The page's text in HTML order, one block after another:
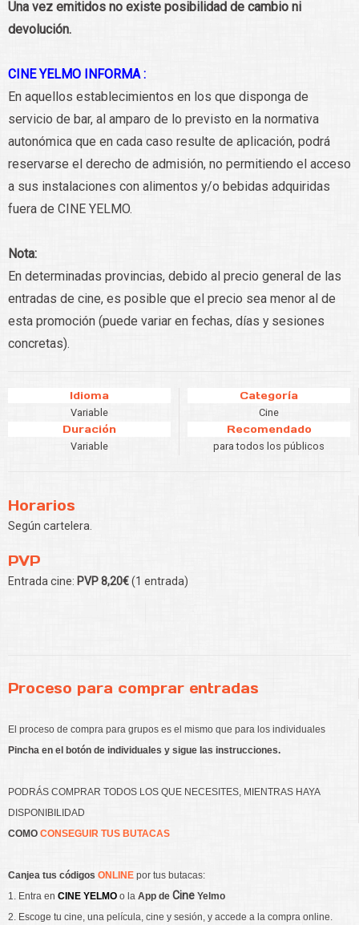
Una vez emitidos no existe posibilidad de cambio ni
devolución.
CINE YELMO INFORMA :
En aquellos establecimientos en los que disponga de
servicio de bar, al amparo de lo previsto en la normativa
autonómica que en cada caso resulte de aplicación, podrá
reservarse el derecho de admisión, no permitiendo el acceso
a sus instalaciones con alimentos y/o bebidas adquiridas
fuera de CINE YELMO.
Nota:
En determinadas provincias, debido al precio general de las
entradas de cine, es posible que el precio sea menor al de
esta promoción (puede variar en fechas, días y sesiones
concretas).
Idioma
Variable
Categoría
Cine
Duración
Variable
Recomendado
para todos los públicos
Horarios
Según cartelera.
PVP
Entrada cine: PVP 8,20€(1 entrada)
Proceso para comprar entradas
El proceso de compra para grupos es el mismo que para los individuales
Pincha en el botón de individuales y sigue las instrucciones.
PODRÁS COMPRAR TODOS LOS QUE NECESITES, MIENTRAS HAYA
DISPONIBILIDAD
COMO CONSEGUIR TUS BUTACAS
Canjea tus códigos ONLINE por tus butacas:
1. Entra en CINE YELMO o la App de Cine Yelmo
2. Escoge tu cine, una película, cine y sesión, y accede a la compra online.